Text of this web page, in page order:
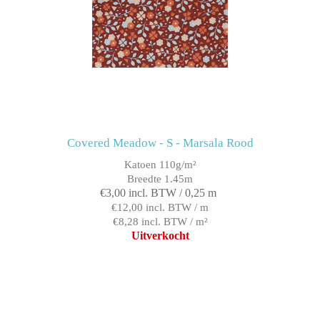
Covered Meadow - S - Marsala Rood
Katoen 110g/m²
Breedte 1.45m
€3,00 incl. BTW / 0,25 m
€12,00 incl. BTW / m
€8,28 incl. BTW / m²
Uitverkocht